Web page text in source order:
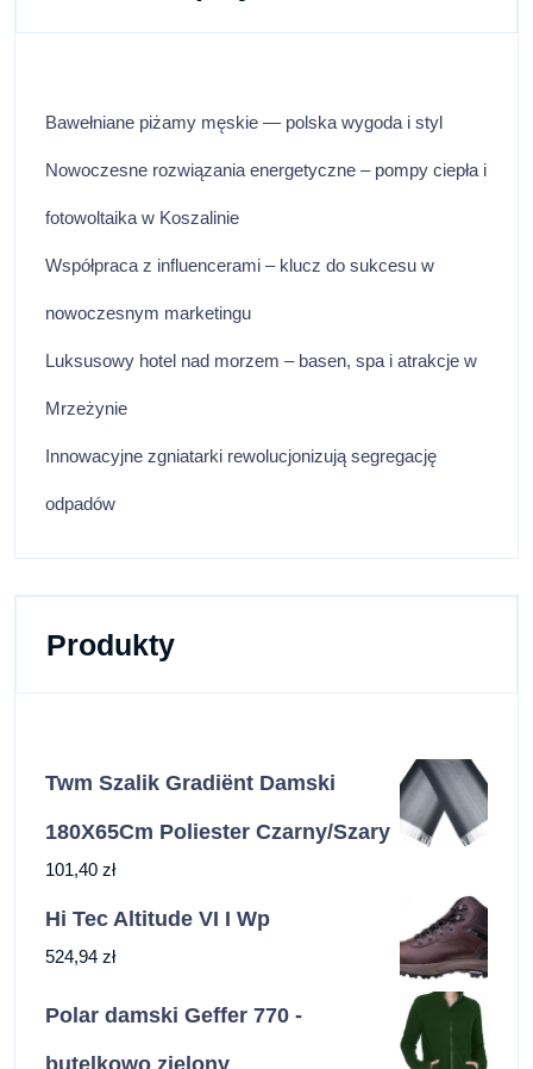
Bawełniane piżamy męskie — polska wygoda i styl
Nowoczesne rozwiązania energetyczne – pompy ciepła i
fotowoltaika w Koszalinie
Współpraca z influencerami – klucz do sukcesu w
nowoczesnym marketingu
Luksusowy hotel nad morzem – basen, spa i atrakcje w
Mrzeżynie
Innowacyjne zgniatarki rewolucjonizują segregację
odpadów
Produkty
Twm Szalik Gradiënt Damski
180X65Cm Poliester Czarny/Szary
101,40 zł
Hi Tec Altitude VI I Wp
524,94 zł
Polar damski Geffer 770 -